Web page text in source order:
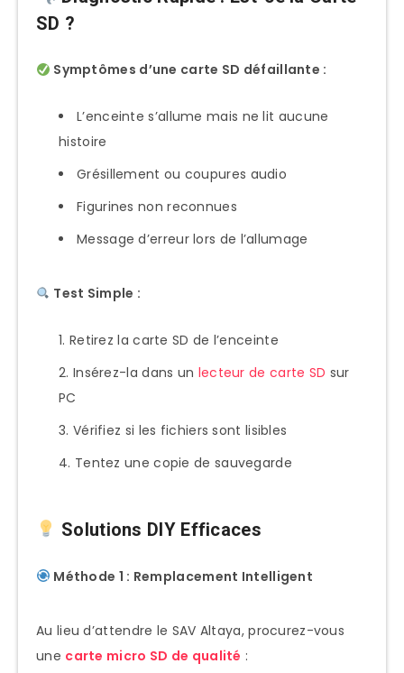
SD ?
Symptômes d’une carte SD défaillante :
L’enceinte s’allume mais ne lit aucune
histoire
Grésillement ou coupures audio
Figurines non reconnues
Message d’erreur lors de l’allumage
Test Simple :
Retirez la carte SD de l’enceinte
Insérez-la dans un lecteur de carte SD sur
PC
Vérifiez si les fichiers sont lisibles
Tentez une copie de sauvegarde
Solutions DIY Efficaces
Méthode 1 : Remplacement Intelligent
Au lieu d’attendre le SAV Altaya, procurez-vous
une carte micro SD de qualité :